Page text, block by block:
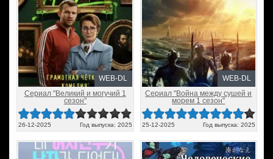
WEB-DL
Сериал "Великий и могучий 1
сезон"
26-12-2025 Год выпуска: 2025
WEB-DL
Сериал "Война между сушей и
морем 1 сезон"
25-12-2025 Год выпуска: 2025